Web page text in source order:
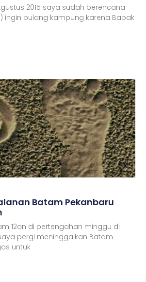
2015 saya sudah berencana
ingin pulang kampung karena Bapak
Batam Pekanbaru
12an di pertengahan minggu di
pergi meninggalkan Batam
untuk